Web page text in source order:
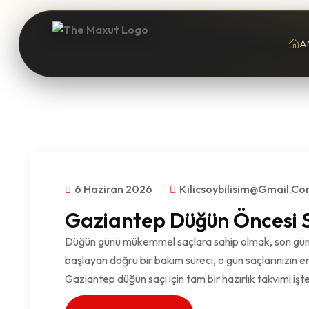
6 Haziran 2026
Gaziantep Düğün Öncesi
Düğün günü mükemmel saçlara sahip olmak, son
başlayan doğru bir bakım süreci, o gün saçlarınızın
Gaziantep düğün saçı için tam bir hazırlık takvimi